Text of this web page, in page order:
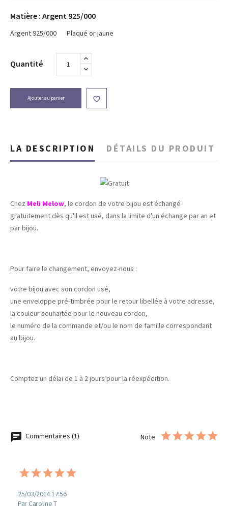
Matière : Argent 925/000
Argent 925/000 Plaqué or jaune
Quantité
Ajouter au panier 
LA DESCRIPTION DÉTAILS DU PRODUIT
Chez Meli Melow, le cordon de votre bijou est échangé
gratuitement dès qu'il est usé, dans la limite d'un échange par an et
par bijou.
Pour faire le changement, envoyez-nous :
votre bijou avec son cordon usé,
une enveloppe pré-timbrée pour le retour libellée à votre adresse,
la couleur souhaitée pour le nouveau cordon,
le numéro de la commande et/ou le nom de famille correspondant
au bijou.
Comptez un délai de 1 à 2 jours pour la réexpédition.
Commentaires (1) Note
25/03/2014 17:56
Par Caroline T